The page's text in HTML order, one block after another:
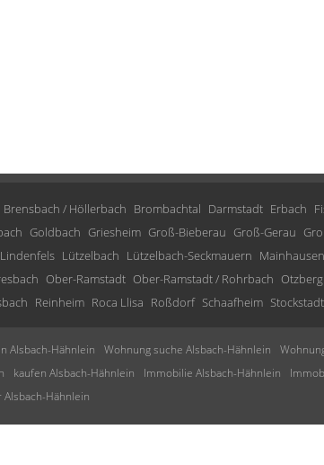
Brensbach / Höllerbach Brombachtal Darmstadt Erbach
Goldbach Griesheim Groß-Bieberau Groß-Gerau
Lindenfels Lützelbach Lützelbach-Seckmauern
Ober-Ramstadt Ober-Ramstadt / Rohrbach Otzberg
Reinheim Roca Llisa Roßdorf Schaafheim Stockstadt
Alsbach-Hähnlein Wohnung suche Alsbach-Hähnlein
kaufen Alsbach-Hähnlein Immobilie Alsbach-Hähnlein
Hähnlein